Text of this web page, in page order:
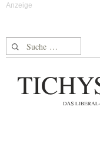
Suche nach: